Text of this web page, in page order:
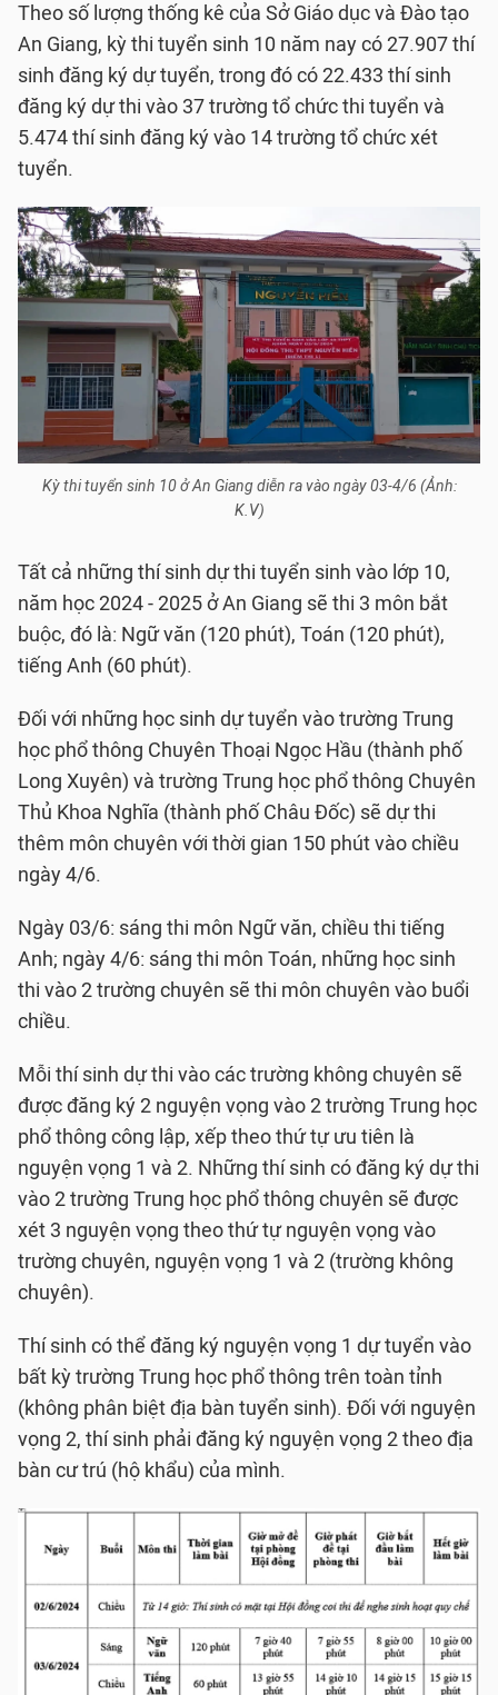
Theo số lượng thống kê của Sở Giáo dục và Đào tạo
An Giang, kỳ thi tuyển sinh 10 năm nay có 27.907 thí
sinh đăng ký dự tuyển, trong đó có 22.433 thí sinh
đăng ký dự thi vào 37 trường tổ chức thi tuyển và
5.474 thí sinh đăng ký vào 14 trường tổ chức xét
tuyển.
Kỳ thi tuyển sinh 10 ở An Giang diễn ra vào ngày 03-4/6 (Ảnh:
K.V)
Tất cả những thí sinh dự thi tuyển sinh vào lớp 10,
năm học 2024 - 2025 ở An Giang sẽ thi 3 môn bắt
buộc, đó là: Ngữ văn (120 phút), Toán (120 phút),
tiếng Anh (60 phút).
Đối với những học sinh dự tuyển vào trường Trung
học phổ thông Chuyên Thoại Ngọc Hầu (thành phố
Long Xuyên) và trường Trung học phổ thông Chuyên
Thủ Khoa Nghĩa (thành phố Châu Đốc) sẽ dự thi
thêm môn chuyên với thời gian 150 phút vào chiều
ngày 4/6.
Ngày 03/6: sáng thi môn Ngữ văn, chiều thi tiếng
Anh; ngày 4/6: sáng thi môn Toán, những học sinh
thi vào 2 trường chuyên sẽ thi môn chuyên vào buổi
chiều.
Mỗi thí sinh dự thi vào các trường không chuyên sẽ
được đăng ký 2 nguyện vọng vào 2 trường Trung học
phổ thông công lập, xếp theo thứ tự ưu tiên là
nguyện vọng 1 và 2. Những thí sinh có đăng ký dự thi
vào 2 trường Trung học phổ thông chuyên sẽ được
xét 3 nguyện vọng theo thứ tự nguyện vọng vào
trường chuyên, nguyện vọng 1 và 2 (trường không
chuyên).
Thí sinh có thể đăng ký nguyện vọng 1 dự tuyển vào
bất kỳ trường Trung học phổ thông trên toàn tỉnh
(không phân biệt địa bàn tuyển sinh). Đối với nguyện
vọng 2, thí sinh phải đăng ký nguyện vọng 2 theo địa
bàn cư trú (hộ khẩu) của mình.